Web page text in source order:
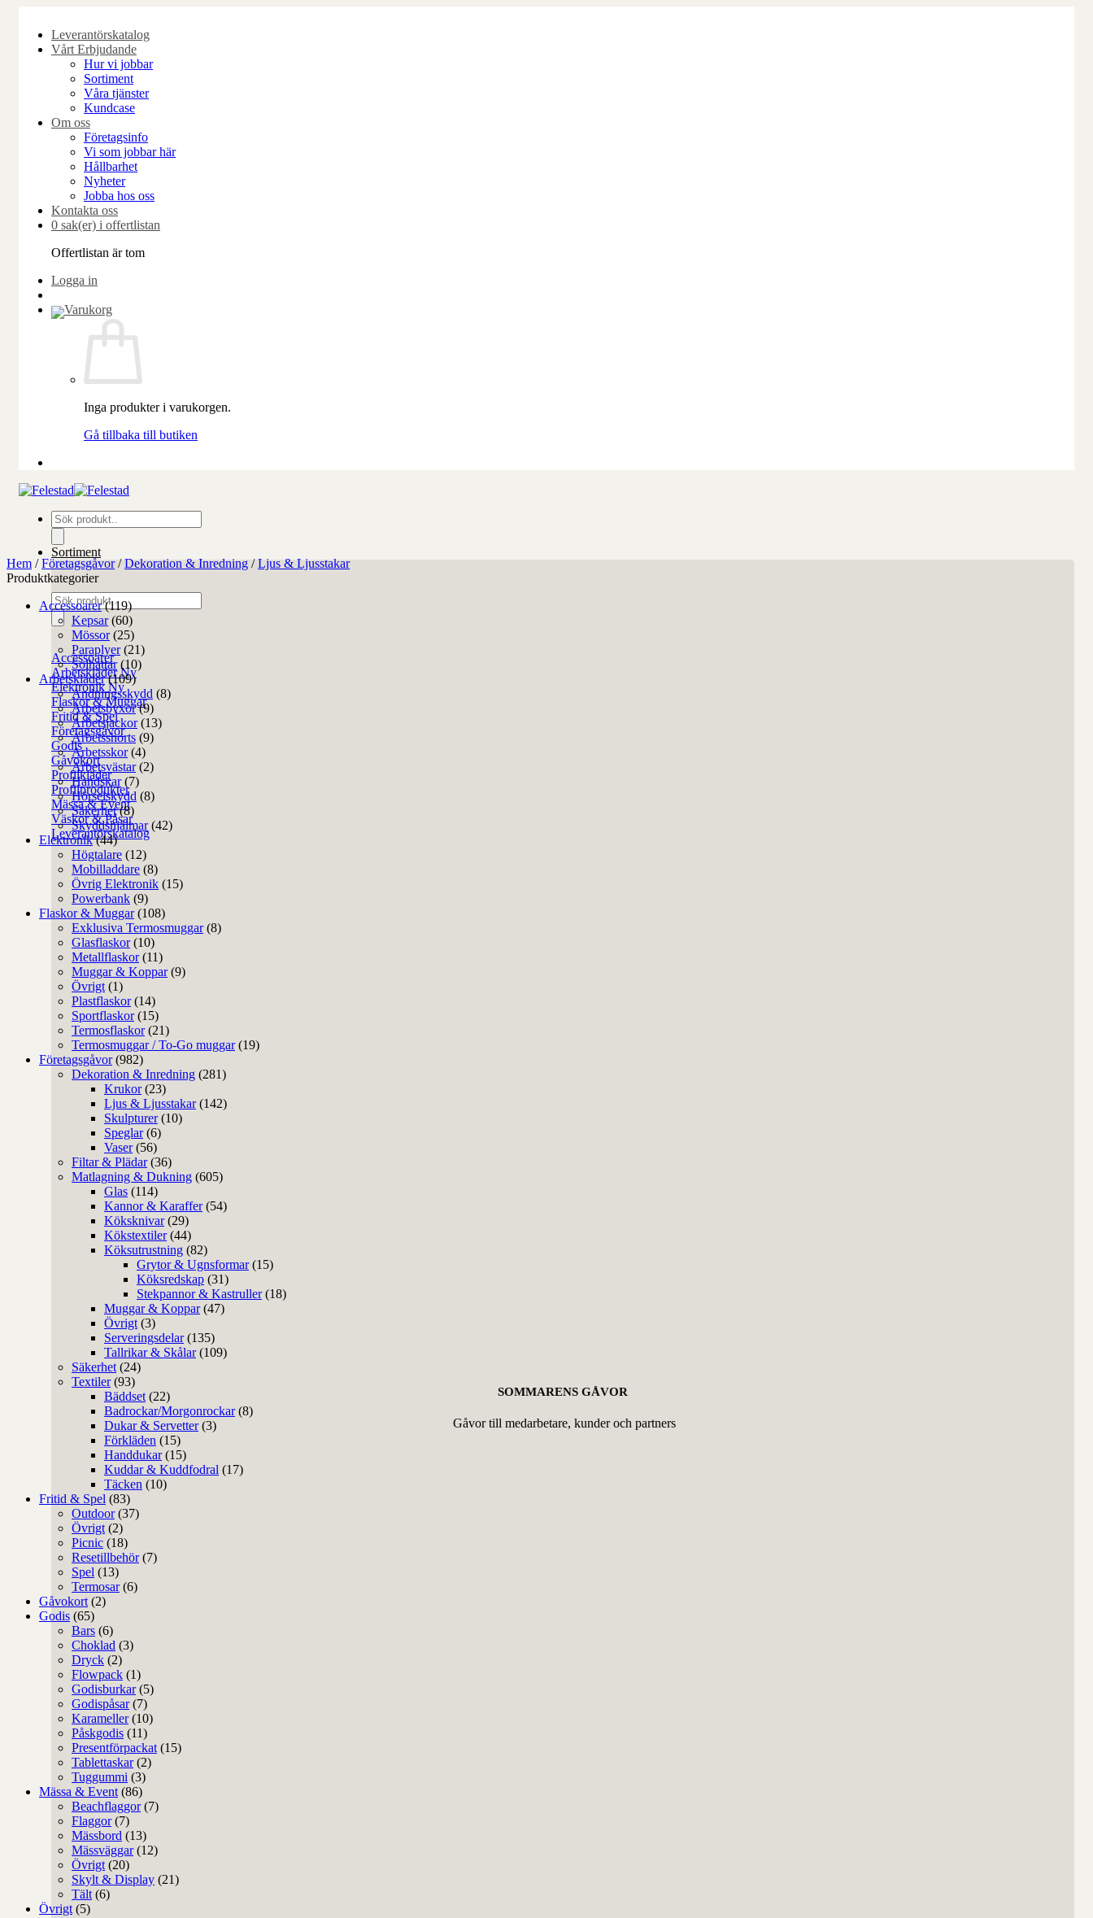
content
Leverantörskatalog
Vårt Erbjudande
Hur vi jobbar
Sortiment
Våra tjänster
Kundcase
Om oss
Företagsinfo
Vi som jobbar här
Hållbarhet
Nyheter
Jobba hos oss
Kontakta oss
0 sak(er) i offertlistan
Offertlistan är tom
Logga in
Inga produkter i varukorgen.
Gå tillbaka till butiken
Produktsökning
Sortiment
Produktsökning
Accessoarer
Arbetskläder
Elektronik
Flaskor & Muggar
Fritid & Spel
Företagsgåvor
Godis
Gåvokort
Profilkläder
Profilprodukter
Mässa & Event
Väskor & Påsar
Leverantörskatalog
SOMMARENS GÅVOR
Gåvor till medarbetare, kunder och partners
Hem / Företagsgåvor / Dekoration & Inredning / Ljus & Ljusstakar
Produktkategorier
Accessoarer (119)
Kepsar (60)
Mössor (25)
Paraplyer (21)
Solhattar (10)
Arbetskläder (109)
Andningsskydd (8)
Arbetsbyxor (9)
Arbetsjackor (13)
Arbetsshorts (9)
Arbetsskor (4)
Arbetsvästar (2)
Handskar (7)
Hörselskydd (8)
Säkerhet (8)
Skyddshjälmar (42)
Elektronik (44)
Högtalare (12)
Mobilladdare (8)
Övrig Elektronik (15)
Powerbank (9)
Flaskor & Muggar (108)
Exklusiva Termosmuggar (8)
Glasflaskor (10)
Metallflaskor (11)
Muggar & Koppar (9)
Övrigt (1)
Plastflaskor (14)
Sportflaskor (15)
Termosflaskor (21)
Termosmuggar / To-Go muggar (19)
Företagsgåvor (982)
Dekoration & Inredning (281)
Krukor (23)
Ljus & Ljusstakar (142)
Skulpturer (10)
Speglar (6)
Vaser (56)
Filtar & Plädar (36)
Matlagning & Dukning (605)
Glas (114)
Kannor & Karaffer (54)
Köksknivar (29)
Kökstextiler (44)
Köksutrustning (82)
Grytor & Ugnsformar (15)
Köksredskap (31)
Stekpannor & Kastruller (18)
Muggar & Koppar (47)
Övrigt (3)
Serveringsdelar (135)
Tallrikar & Skålar (109)
Säkerhet (24)
Textiler (93)
Bäddset (22)
Badrockar/Morgonrockar (8)
Dukar & Servetter (3)
Förkläden (15)
Handdukar (15)
Kuddar & Kuddfodral (17)
Täcken (10)
Fritid & Spel (83)
Outdoor (37)
Övrigt (2)
Picnic (18)
Resetillbehör (7)
Spel (13)
Termosar (6)
Gåvokort (2)
Godis (65)
Bars (6)
Choklad (3)
Dryck (2)
Flowpack (1)
Godisburkar (5)
Godispåsar (7)
Karameller (10)
Påskgodis (11)
Presentförpackat (15)
Tablettaskar (2)
Tuggummi (3)
Mässa & Event (86)
Beachflaggor (7)
Flaggor (7)
Mässbord (13)
Mässväggar (12)
Övrigt (20)
Skylt & Display (21)
Tält (6)
Övrigt (5)